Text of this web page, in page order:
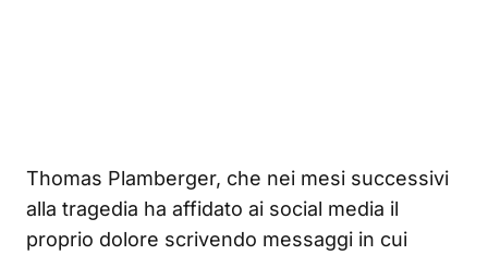
Thomas Plamberger, che nei mesi successivi
alla tragedia ha affidato ai social media il
proprio dolore scrivendo messaggi in cui